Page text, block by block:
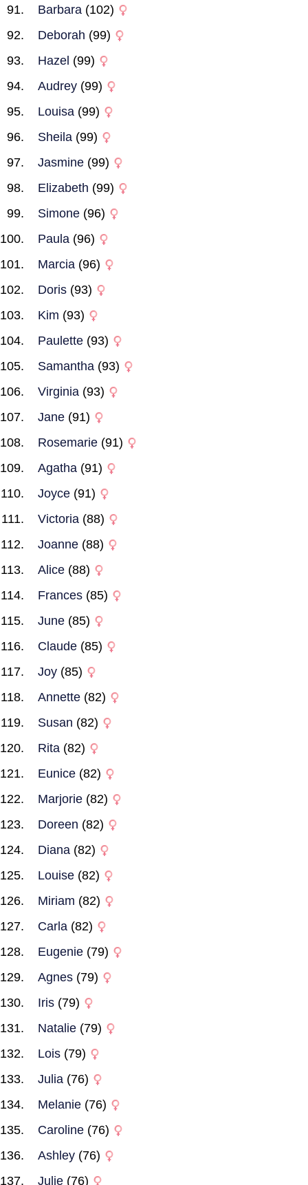
Barbara (102)
Deborah (99)
Hazel (99)
Audrey (99)
Louisa (99)
Sheila (99)
Jasmine (99)
Elizabeth (99)
Simone (96)
Paula (96)
Marcia (96)
Doris (93)
Kim (93)
Paulette (93)
Samantha (93)
Virginia (93)
Jane (91)
Rosemarie (91)
Agatha (91)
Joyce (91)
Victoria (88)
Joanne (88)
Alice (88)
Frances (85)
June (85)
Claude (85)
Joy (85)
Annette (82)
Susan (82)
Rita (82)
Eunice (82)
Marjorie (82)
Doreen (82)
Diana (82)
Louise (82)
Miriam (82)
Carla (82)
Eugenie (79)
Agnes (79)
Iris (79)
Natalie (79)
Lois (79)
Julia (76)
Melanie (76)
Caroline (76)
Ashley (76)
Julie (76)